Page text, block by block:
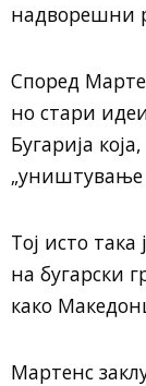
надворешни
Според
но стари
Бугарија
„уништување
Тој исто
на бугарски
како
Мартенс